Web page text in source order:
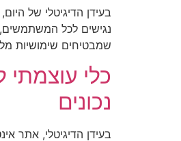
בעידן הדיגיטלי של
שמבטיחים שימושיות
כלי עוצמתי
נכונים
בעידן הדיגיטלי, אתר